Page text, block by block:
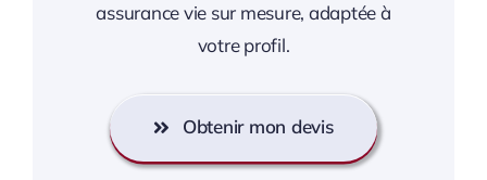
assurance vie sur mesure, adaptée à
votre profil.
Obtenir mon devis